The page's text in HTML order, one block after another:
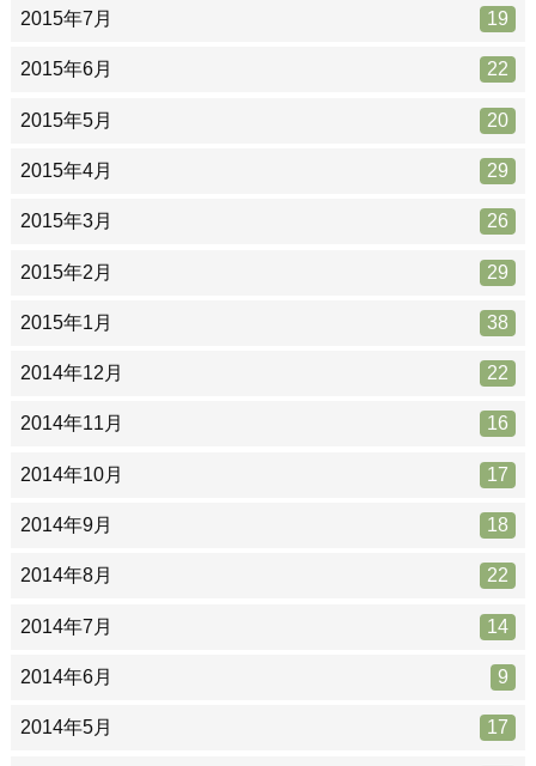
2015年7月 19
2015年6月 22
2015年5月 20
2015年4月 29
2015年3月 26
2015年2月 29
2015年1月 38
2014年12月 22
2014年11月 16
2014年10月 17
2014年9月 18
2014年8月 22
2014年7月 14
2014年6月 9
2014年5月 17